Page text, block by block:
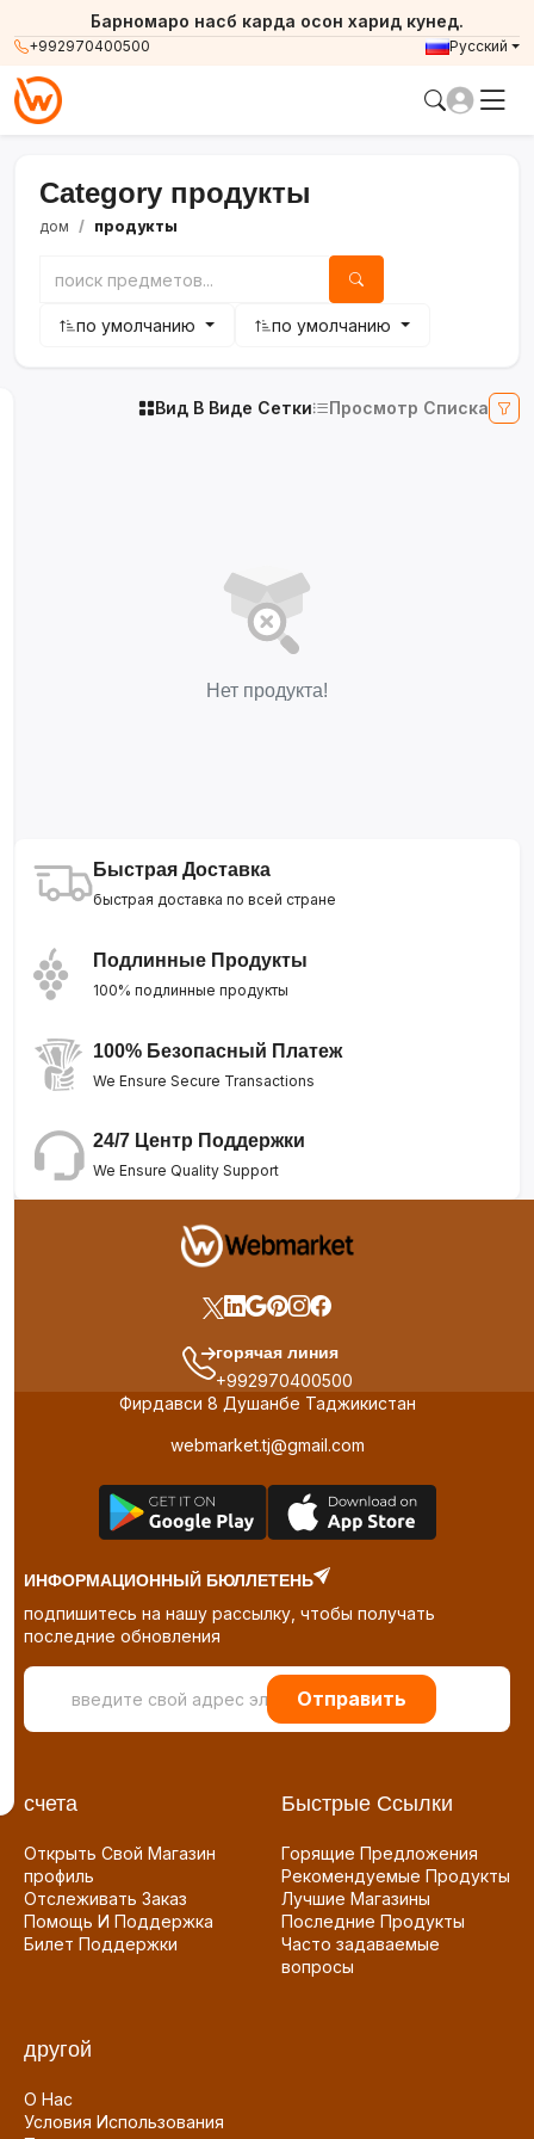
+992970400500
Барномаро насб карда осон харид кунед.
Русский
Category продукты
дом продукты
по умолчанию по умолчанию
Вид В Виде Сетки Просмотр Списка
Нет продукта!
Быстрая Доставка
быстрая доставка по всей стране
Подлинные Продукты
100% подлинные продукты
100% Безопасный Платеж
We Ensure Secure Transactions
24/7 Центр Поддержки
We Ensure Quality Support
горячая линия
+992970400500
Фирдавси 8 Душанбе Таджикистан
webmarket.tj@gmail.com
ИНФОРМАЦИОННЫЙ БЮЛЛЕТЕНЬ
подпишитесь на нашу рассылку, чтобы получать
последние обновления
Отправить
счета
Открыть Свой Магазин
профиль
Отслеживать Заказ
Помощь И Поддержка
Билет Поддержки
Быстрые Ссылки
Горящие Предложения
Рекомендуемые Продукты
Лучшие Магазины
Последние Продукты
Часто задаваемые
вопросы
другой
О Нас
Условия Использования